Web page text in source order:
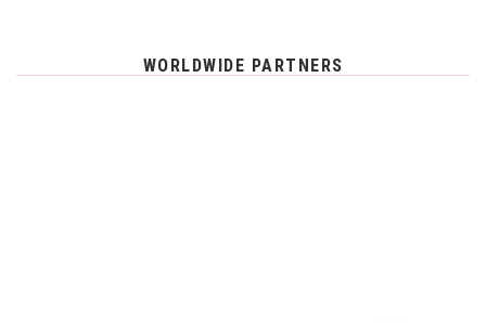
WORLDWIDE PARTNERS